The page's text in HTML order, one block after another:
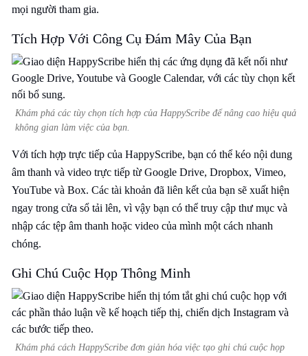
mọi người tham gia.
Tích Hợp Với Công Cụ Đám Mây Của Bạn
Khám phá các tùy chọn tích hợp của HappyScribe để nâng cao hiệu quả
không gian làm việc của bạn.
Với tích hợp trực tiếp của HappyScribe, bạn có thể kéo nội dung
âm thanh và video trực tiếp từ Google Drive, Dropbox, Vimeo,
YouTube và Box. Các tài khoản đã liên kết của bạn sẽ xuất hiện
ngay trong cửa sổ tải lên, vì vậy bạn có thể truy cập thư mục và
nhập các tệp âm thanh hoặc video của mình một cách nhanh
chóng.
Ghi Chú Cuộc Họp Thông Minh
Khám phá cách HappyScribe đơn giản hóa việc tạo ghi chú cuộc họp